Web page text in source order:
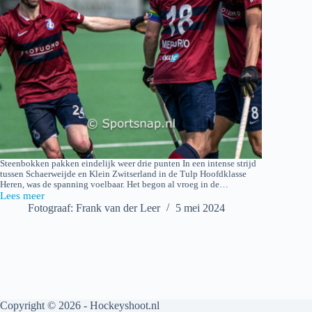
Steenbokken pakken eindelijk weer drie punten In een intense strijd
tussen Schaerweijde en Klein Zwitserland in de Tulp Hoofdklasse
Heren, was de spanning voelbaar. Het begon al vroeg in de…
Lees meer
Klein
ZwitserlandFotograaf: Frank van der Leer 5 mei 2024
Copyright © 2026 - Hockeyshoot.nl